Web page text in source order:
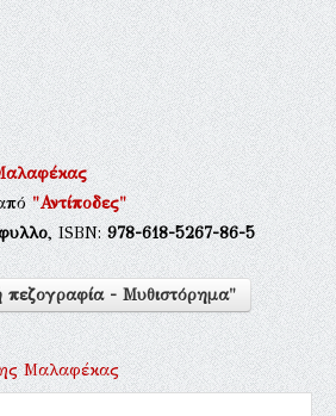
"Αντίποδες"
, ISBN:978-618-5267-86-5
πεζογραφία - Μυθιστόρημα"
Μαλαφέκας